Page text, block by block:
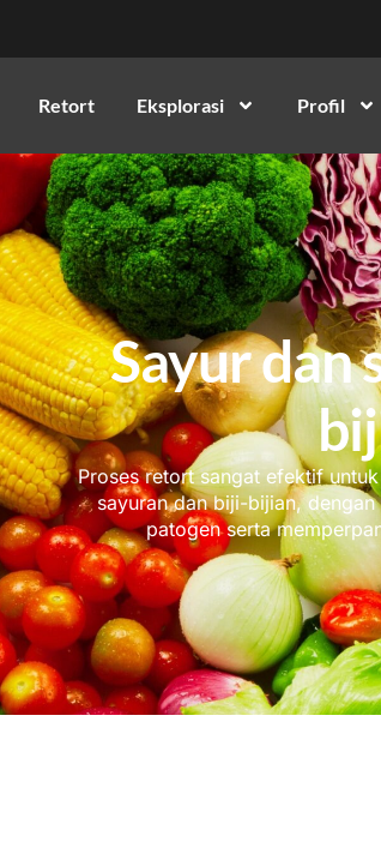
Retort Eksplorasi Profil
Sayur dan
Proses retort sangat efektif
sayuran dan biji-bijian,
patogen serta